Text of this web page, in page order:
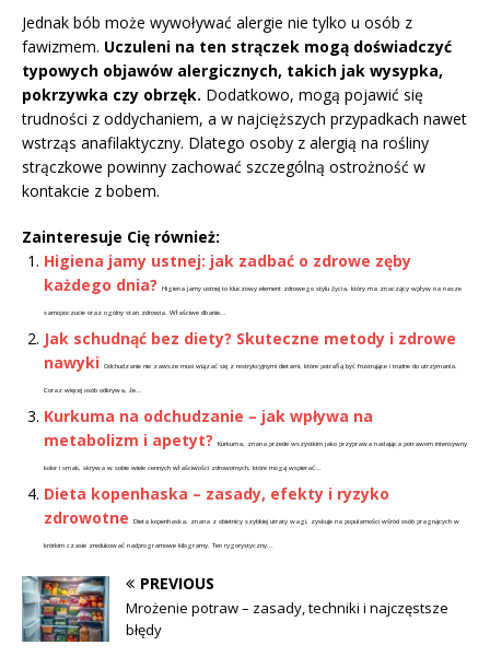
Jednak bób może wywoływać alergie nie tylko u osób z
fawizmem. Uczuleni na ten strączek mogą doświadczyć
typowych objawów alergicznych, takich jak wysypka,
pokrzywka czy obrzęk. Dodatkowo, mogą pojawić się
trudności z oddychaniem, a w najcięższych przypadkach nawet
wstrząs anafilaktyczny. Dlatego osoby z alergią na rośliny
strączkowe powinny zachować szczególną ostrożność w
kontakcie z bobem.
Zainteresuje Cię również:
Higiena jamy ustnej: jak zadbać o zdrowe zęby
każdego dnia?
Higiena jamy ustnej to kluczowy element zdrowego stylu życia, który ma znaczący wpływ na nasze
samopoczucie oraz ogólny stan zdrowia. Właściwe dbanie...
Jak schudnąć bez diety? Skuteczne metody i zdrowe
nawyki
Odchudzanie nie zawsze musi wiązać się z restrykcyjnymi dietami, które potrafią być frustrujące i trudne do utrzymania.
Coraz więcej osób odkrywa, że...
Kurkuma na odchudzanie – jak wpływa na
metabolizm i apetyt?
Kurkuma, znana przede wszystkim jako przyprawa nadająca potrawom intensywny
kolor i smak, skrywa w sobie wiele cennych właściwości zdrowotnych, które mogą wspierać...
Dieta kopenhaska – zasady, efekty i ryzyko
zdrowotne
Dieta kopenhaska, znana z obietnicy szybkiej utraty wagi, zyskuje na popularności wśród osób pragnących w
krótkim czasie zredukować nadprogramowe kilogramy. Ten rygorystyczny...
PREVIOUS
Mrożenie potraw – zasady, techniki i najczęstsze
błędy